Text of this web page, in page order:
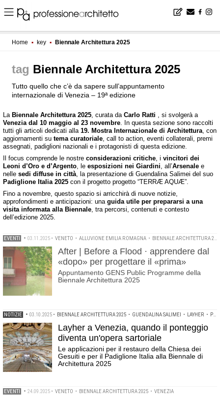
Home ▪ key ▪ Biennale Architettura 2025
Biennale Architettura 2025
Tutto quello che c’è da sapere sull’appuntamento
internazionale di Venezia – 19ª edizione
La Biennale Architettura 2025, curata da Carlo Ratti , si svolgerà a
Venezia dal 10 maggio al 23 novembre. In questa sezione sono raccolti
tutti gli articoli dedicati alla 19. Mostra Internazionale di Architettura, con
aggiornamenti su tema curatoriale, call to action, eventi collaterali, premi
assegnati, padiglioni nazionali e i protagonisti di questa edizione.
Il focus comprende le nostre considerazioni critiche, i vincitori dei
Leoni d’Oro e d’Argento, le esposizioni nei Giardini, all’Arsenale e
nelle sedi diffuse in città, la presentazione di Guendalina Salimei del suo
Padiglione Italia 2025 con il progetto progetto “TERRÆ AQUÆ”.
Fino a novembre, questo spazio si arricchirà di nuove notizie,
approfondimenti e anticipazioni: una guida utile per prepararsi a una
visita informata alla Biennale, tra percorsi, contenuti e contesto
dell’edizione 2025.
EVENTI • 03.11.2025 • VENETO • ALLUVIONE EMILIA ROMAGNA • BIENNALE ARCHITETTURA 2025
After | Before a Flood · apprendere dal
«dopo» per progettare il «prima»
Appuntamento GENS Public Programme della
Biennale Architettura 2025
NOTIZIE • 03.10.2025 • BIENNALE ARCHITETTURA 2025 • GUENDALINA SALIMEI • LAYHER • PONTEGGI
Layher a Venezia, quando il ponteggio
diventa un'opera sartoriale
Le applicazioni per il restauro della Chiesa dei
Gesuiti e per il Padiglione Italia alla Biennale di
Architettura 2025
EVENTI • 24.09.2025 • VENETO • BIENNALE ARCHITETTURA 2025 • VENEZIA